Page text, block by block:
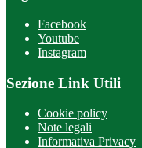
Facebook
Youtube
Instagram
Sezione Link Utili
Cookie policy
Note legali
Informativa Privacy